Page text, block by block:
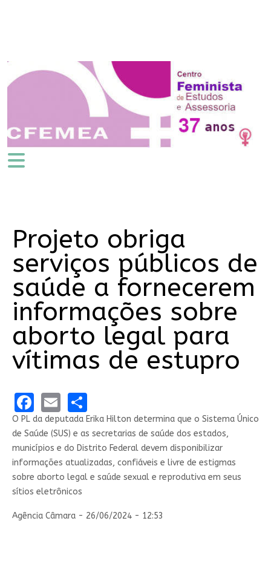
Projeto obriga
serviços públicos de
saúde a fornecerem
informações sobre
aborto legal para
vítimas de estupro
Facebook
EmailShare
O PL da deputada Erika Hilton determina que o Sistema Único
de Saúde (SUS) e as secretarias de saúde dos estados,
municípios e do Distrito Federal devem disponibilizar
informações atualizadas, confiáveis e livre de estigmas
sobre aborto legal e saúde sexual e reprodutiva em seus
sítios eletrônicos
Agência Câmara - 26/06/2024 - 12:53